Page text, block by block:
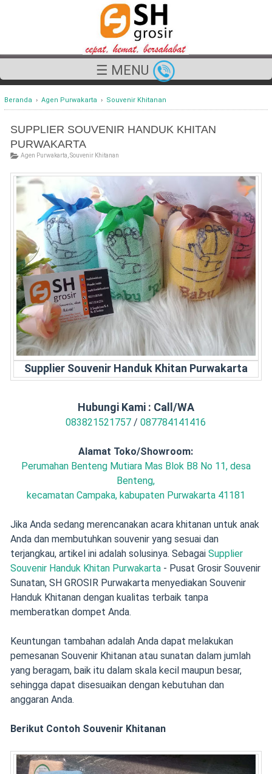
☰ MENU
Beranda › Agen Purwakarta › Souvenir Khitanan
SUPPLIER SOUVENIR HANDUK KHITAN
PURWAKARTA
Agen Purwakarta Souvenir Khitanan
Supplier Souvenir Handuk Khitan Purwakarta
Hubungi Kami : Call/WA
083821521757 /087784141416
Alamat Toko/Showroom:
Perumahan Benteng Mutiara Mas Blok B8 No 11, desa
Benteng,
kecamatan Campaka, kabupaten Purwakarta 41181
Jika Anda sedang merencanakan acara khitanan untuk anak
Anda dan membutuhkan souvenir yang sesuai dan
terjangkau, artikel ini adalah solusinya. Sebagai Supplier
Souvenir Handuk Khitan Purwakarta- Pusat Grosir Souvenir
Sunatan, SH GROSIR Purwakarta menyediakan Souvenir
Handuk Khitanan dengan kualitas terbaik tanpa
memberatkan dompet Anda.
Keuntungan tambahan adalah Anda dapat melakukan
pemesanan Souvenir Khitanan atau sunatan dalam jumlah
yang beragam, baik itu dalam skala kecil maupun besar,
sehingga dapat disesuaikan dengan kebutuhan dan
anggaran Anda.
Berikut Contoh Souvenir Khitanan